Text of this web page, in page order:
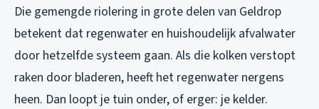
Die gemengde riolering in grote delen van Geldrop
betekent dat regenwater en huishoudelijk afvalwater
door hetzelfde systeem gaan. Als die kolken verstopt
raken door bladeren, heeft het regenwater nergens
heen. Dan loopt je tuin onder, of erger: je kelder.